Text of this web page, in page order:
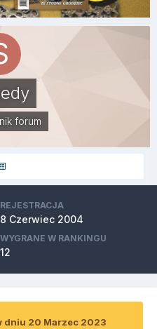
forum
REJESTRACJA
8 Czerwiec 2004
WYGRANE W RANKINGU
12
dniu 20 Marzec 2023